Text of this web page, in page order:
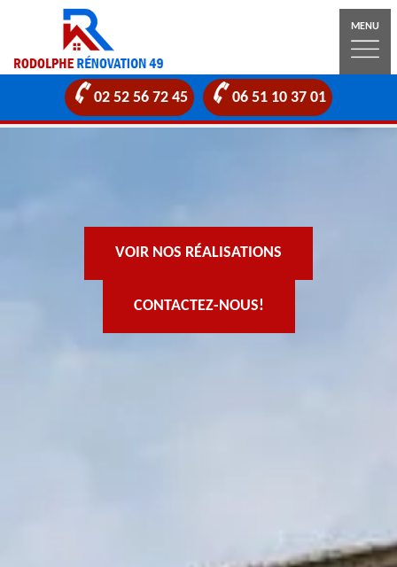
MENU
02 52 56 72 45 06 51 10 37 01
VOIR NOS RÉALISATIONS
CONTACTEZ-NOUS!